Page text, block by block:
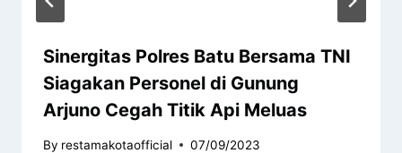
Sinergitas Polres Batu Bersama TNI
Siagakan Personel di Gunung
Arjuno Cegah Titik Api Meluas
By restamakotaofficial 07/09/2023